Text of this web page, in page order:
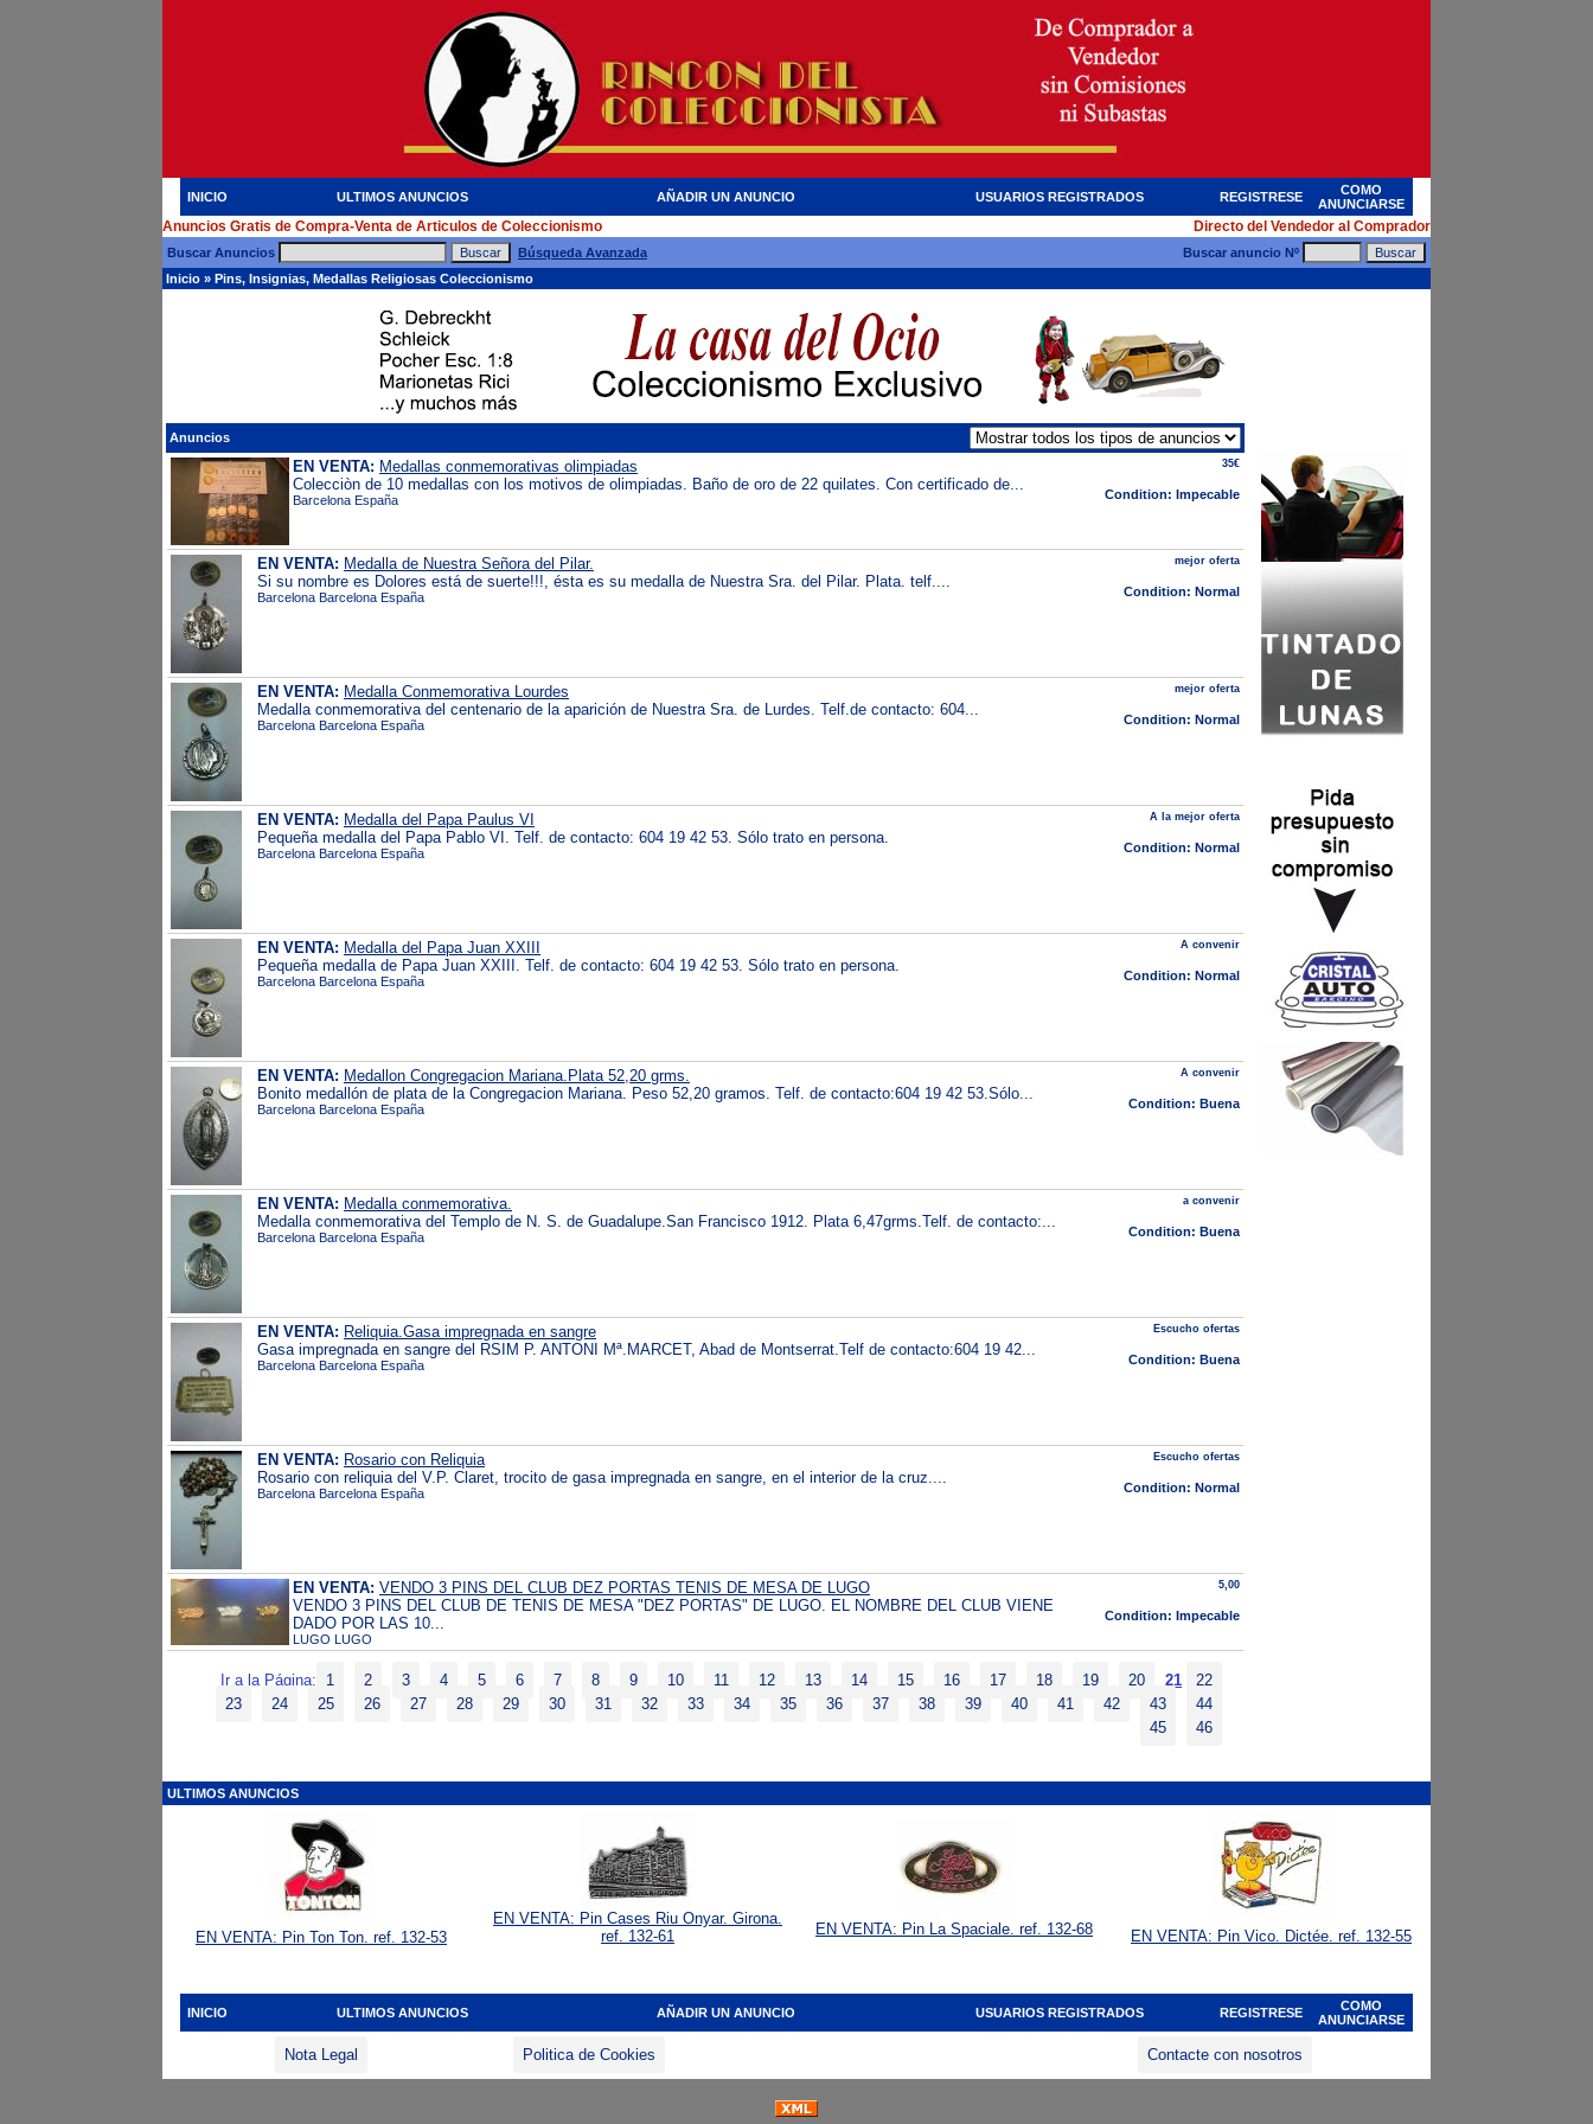
INICIO ULTIMOS ANUNCIOS AÑADIR UN ANUNCIO USUARIOS REGISTRADOS REGISTRESE
COMO
ANUNCIARSE
Anuncios Gratis de Compra-Venta de Articulos de Coleccionismo Directo del Vendedor al Comprador
Buscar Anuncios Búsqueda Avanzada
Buscar anuncio Nº
Inicio » Pins, Insignias, Medallas Religiosas Coleccionismo
Anuncios
EN VENTA: Medallas conmemorativas olimpiadas
Colecciòn de 10 medallas con los motivos de olimpiadas. Baño de oro de 22 quilates. Con certificado de...
Barcelona España
35€
Condition: Impecable
EN VENTA: Medalla de Nuestra Señora del Pilar.
Si su nombre es Dolores está de suerte!!!, ésta es su medalla de Nuestra Sra. del Pilar. Plata. telf....
Barcelona Barcelona España
mejor oferta
Condition: Normal
EN VENTA: Medalla Conmemorativa Lourdes
Medalla conmemorativa del centenario de la aparición de Nuestra Sra. de Lurdes. Telf.de contacto: 604...
Barcelona Barcelona España
mejor oferta
Condition: Normal
EN VENTA: Medalla del Papa Paulus VI
Pequeña medalla del Papa Pablo VI. Telf. de contacto: 604 19 42 53. Sólo trato en persona.
Barcelona Barcelona España
A la mejor oferta
Condition: Normal
EN VENTA: Medalla del Papa Juan XXIII
Pequeña medalla de Papa Juan XXIII. Telf. de contacto: 604 19 42 53. Sólo trato en persona.
Barcelona Barcelona España
A convenir
Condition: Normal
EN VENTA: Medallon Congregacion Mariana.Plata 52,20 grms.
Bonito medallón de plata de la Congregacion Mariana. Peso 52,20 gramos. Telf. de contacto:604 19 42 53.Sólo...
Barcelona Barcelona España
A convenir
Condition: Buena
EN VENTA: Medalla conmemorativa.
Medalla conmemorativa del Templo de N. S. de Guadalupe.San Francisco 1912. Plata 6,47grms.Telf. de contacto:...
Barcelona Barcelona España
a convenir
Condition: Buena
EN VENTA: Reliquia.Gasa impregnada en sangre
Gasa impregnada en sangre del RSIM P. ANTONI Mª.MARCET, Abad de Montserrat.Telf de contacto:604 19 42...
Barcelona Barcelona España
Escucho ofertas
Condition: Buena
EN VENTA: Rosario con Reliquia
Rosario con reliquia del V.P. Claret, trocito de gasa impregnada en sangre, en el interior de la cruz....
Barcelona Barcelona España
Escucho ofertas
Condition: Normal
EN VENTA: VENDO 3 PINS DEL CLUB DEZ PORTAS TENIS DE MESA DE LUGO
VENDO 3 PINS DEL CLUB DE TENIS DE MESA "DEZ PORTAS" DE LUGO. EL NOMBRE DEL CLUB VIENE
DADO POR LAS 10...
LUGO LUGO
5,00
Condition: Impecable
Ir a la Página: 1 2 3 4 5 6 7 8 9 10 11 12 13 14 15 16 17 18 19 20 21
22
23
24 25 26 27 28 29 30 31 32 33 34 35 36 37 38 39 40 41 42 43
44
45
46
ULTIMOS ANUNCIOS
EN VENTA: Pin Ton Ton. ref. 132-53
EN VENTA: Pin Cases Riu Onyar. Girona.
ref. 132-61
EN VENTA: Pin La Spaciale. ref. 132-68 EN VENTA: Pin Vico. Dictée. ref. 132-55
INICIO ULTIMOS ANUNCIOS AÑADIR UN ANUNCIO USUARIOS REGISTRADOS REGISTRESE
COMO
ANUNCIARSE
Nota Legal Politica de Cookies Contacte con nosotros